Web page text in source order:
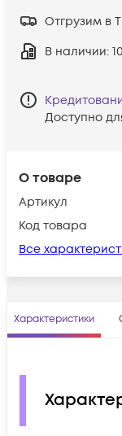
О товаре
Артикул
Код товара
Все
Отгрузим в
В наличии:
Доступно
Характеристики